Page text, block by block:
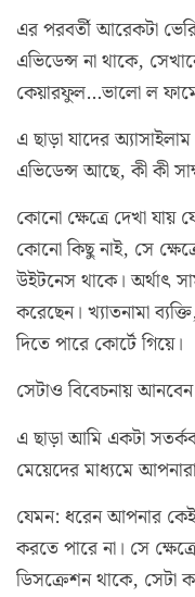
এর পরবর্তী আরেকটা
এভিডেন্স না থাকে,
কেয়ারফুল…ভালো ল
এ ছাড়া যাদের
এভিডেন্স আছে, কী কী
কোনো ক্ষেত্রে দেখা যায়
কোনো কিছু নাই, সে
উইটনেস থাকে। অর্থাৎ
করেছেন। খ্যাতনামা
দিতে পারে কোর্টে গিয়ে।
সেটাও বিবেচনায়
এ ছাড়া আমি একটা
মেয়েদের মাধ্যমে
যেমন: ধরেন আপনার
করতে পারে না। সে
ডিসক্রেশন থাকে, সেটা